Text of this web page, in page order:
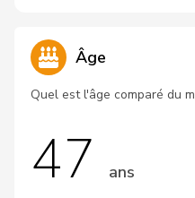
Âge
Quel est l'âge comparé du
47 ans